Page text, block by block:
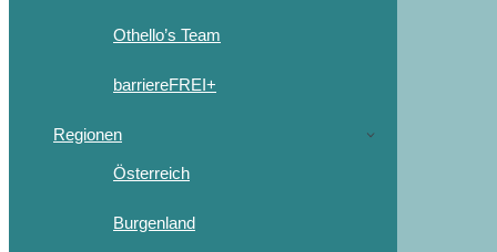
Othello’s Team
barriereFREI+
Regionen
Österreich
Burgenland